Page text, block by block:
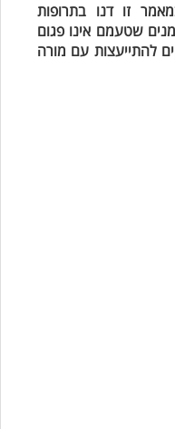
זו דנו בתרופות
שטעמם אינו פגום
להתייעצות עם מורה